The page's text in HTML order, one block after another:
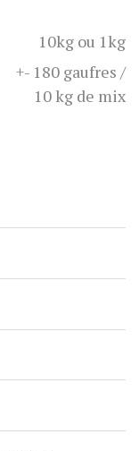
10kg ou 1kg
+- 180 gaufres /
10 kg de mix